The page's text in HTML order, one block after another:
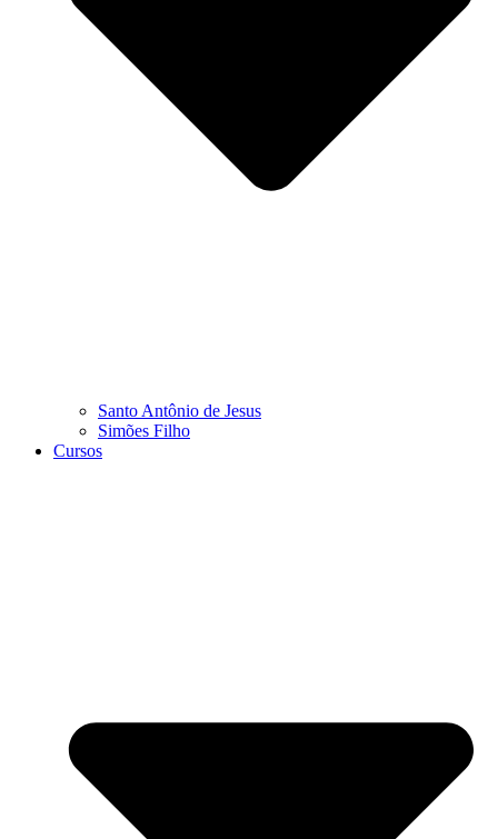
Santo Antônio de Jesus
Simões Filho
Cursos